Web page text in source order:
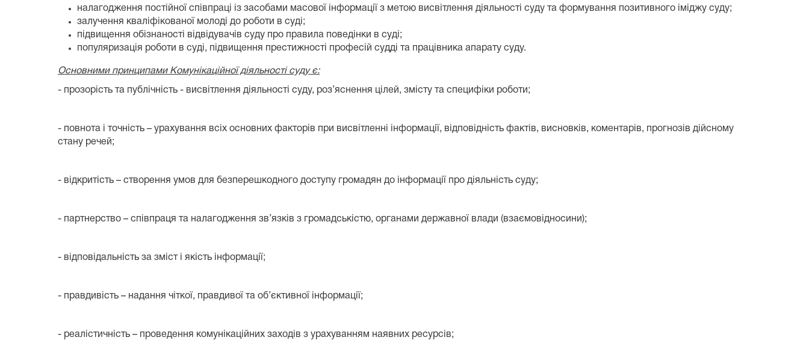
налагодження постійної співпраці із засобами масової інформації з метою висвітлення діяльності суду та формування позитивного іміджу суду;
залучення кваліфікованої молоді до роботи в суді;
підвищення обізнаності відвідувачів суду про правила поведінки в суді;
популяризація роботи в суді, підвищення престижності професій судді та працівника апарату суду.
Основними принципами Комунікаційної діяльності суду є:
- прозорість та публічність - висвітлення діяльності суду, роз’яснення цілей, змісту та специфіки роботи;
- повнота і точність – урахування всіх основних факторів при висвітленні інформації, відповідність фактів, висновків, коментарів, прогнозів дійсному
стану речей;
- відкритість – створення умов для безперешкодного доступу громадян до інформації про діяльність суду;
- партнерство – співпраця та налагодження зв’язків з громадськістю, органами державної влади (взаємовідносини);
- відповідальність за зміст і якість інформації;
- правдивість – надання чіткої, правдивої та об’єктивної інформації;
- реалістичність – проведення комунікаційних заходів з урахуванням наявних ресурсів;